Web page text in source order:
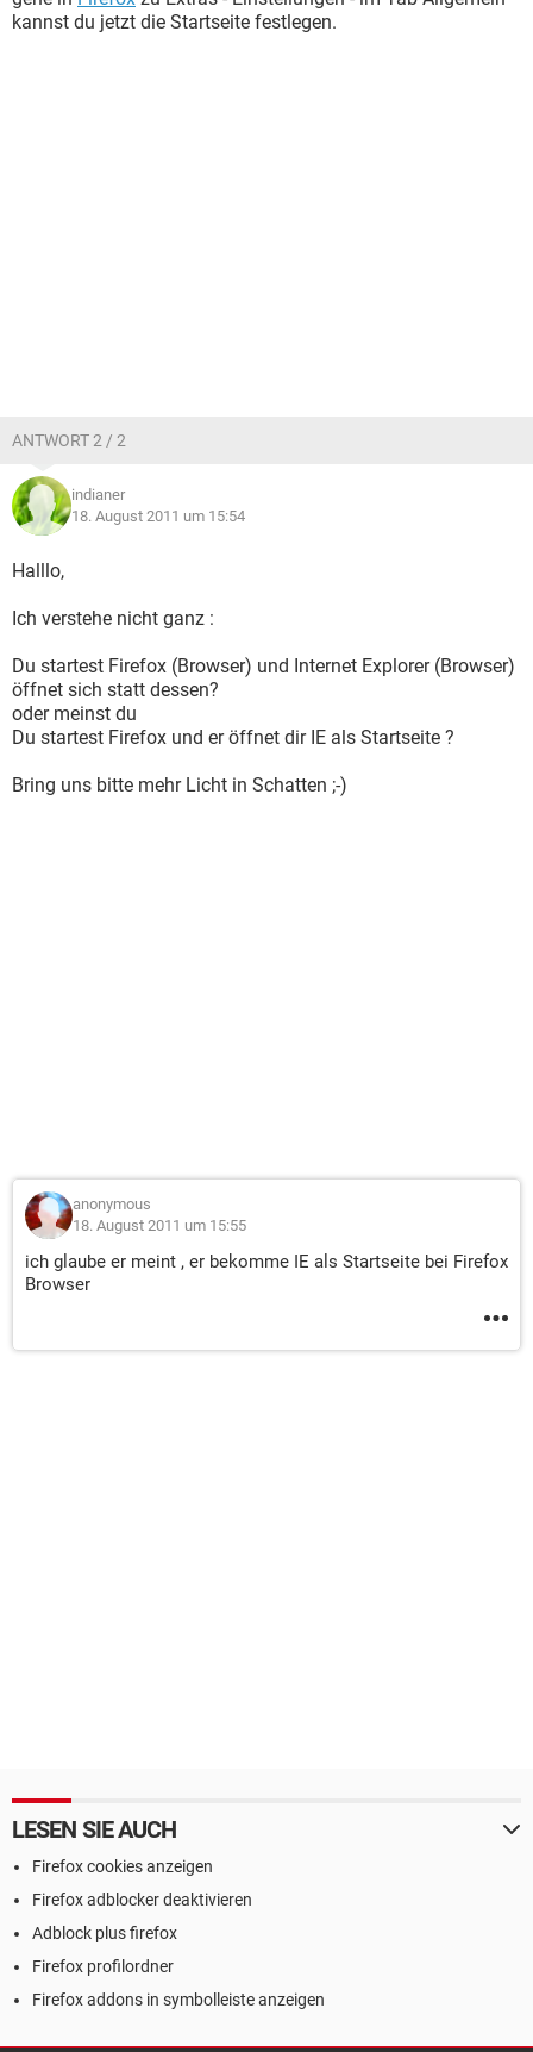
kannst du jetzt die Startseite festlegen.
ANTWORT 2 / 2
indianer
18. August 2011 um 15:54
Halllo,
Ich verstehe nicht ganz :
Du startest Firefox (Browser) und Internet Explorer (Browser)
öffnet sich statt dessen?
oder meinst du
Du startest Firefox und er öffnet dir IE als Startseite ?
Bring uns bitte mehr Licht in Schatten ;-)
anonymous
18. August 2011 um 15:55
ich glaube er meint , er bekomme IE als Startseite bei Firefox
Browser
LESEN SIE AUCH
Firefox cookies anzeigen
Firefox adblocker deaktivieren
Adblock plus firefox
Firefox profilordner
Firefox addons in symbolleiste anzeigen